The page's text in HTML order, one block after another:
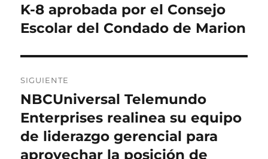
entradas
anterior:
K-8 aprobada por el Consejo
Escolar del Condado de Marion
SIGUIENTE
Entrada
siguiente:
NBCUniversal Telemundo
Enterprises realinea su equipo
de liderazgo gerencial para
aprovechar la posición de